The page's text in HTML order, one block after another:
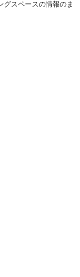
グスペースの情報のま